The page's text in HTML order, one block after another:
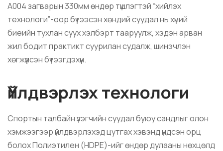
A004 загварын 330мм өндөр түшлэгтэй “хийлэх
технологи”-оор бүтээсэн хөндий суудал нь хүний
биеийн тухлан суух хэлбэрт тааруулж, хэдэн арван
жил бодит практикт суурилан судалж, шинэчлэн
хөгжүүлсэн бүтээгдэхүүн.
Үйлдвэрлэх технологи
Спортын талбайн үзэгчийн суудал буюу сандлыг олон
хэмжээгээр үйлдвэрлэхэд цутгах хэвэнд үндсэн орц
болох Полиэтилен (HDPE)-ийг өндөр дулааны нөхцөлд